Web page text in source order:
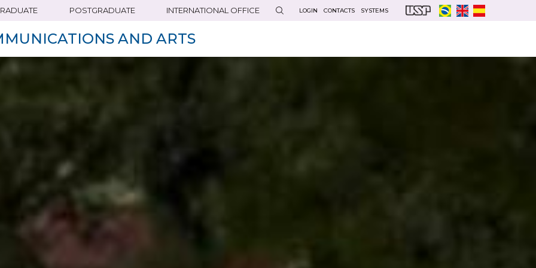
POSTGRADUATE INTERNATIONAL OFFICE LOGIN CONTACTS SYSTEMS
AND ARTS